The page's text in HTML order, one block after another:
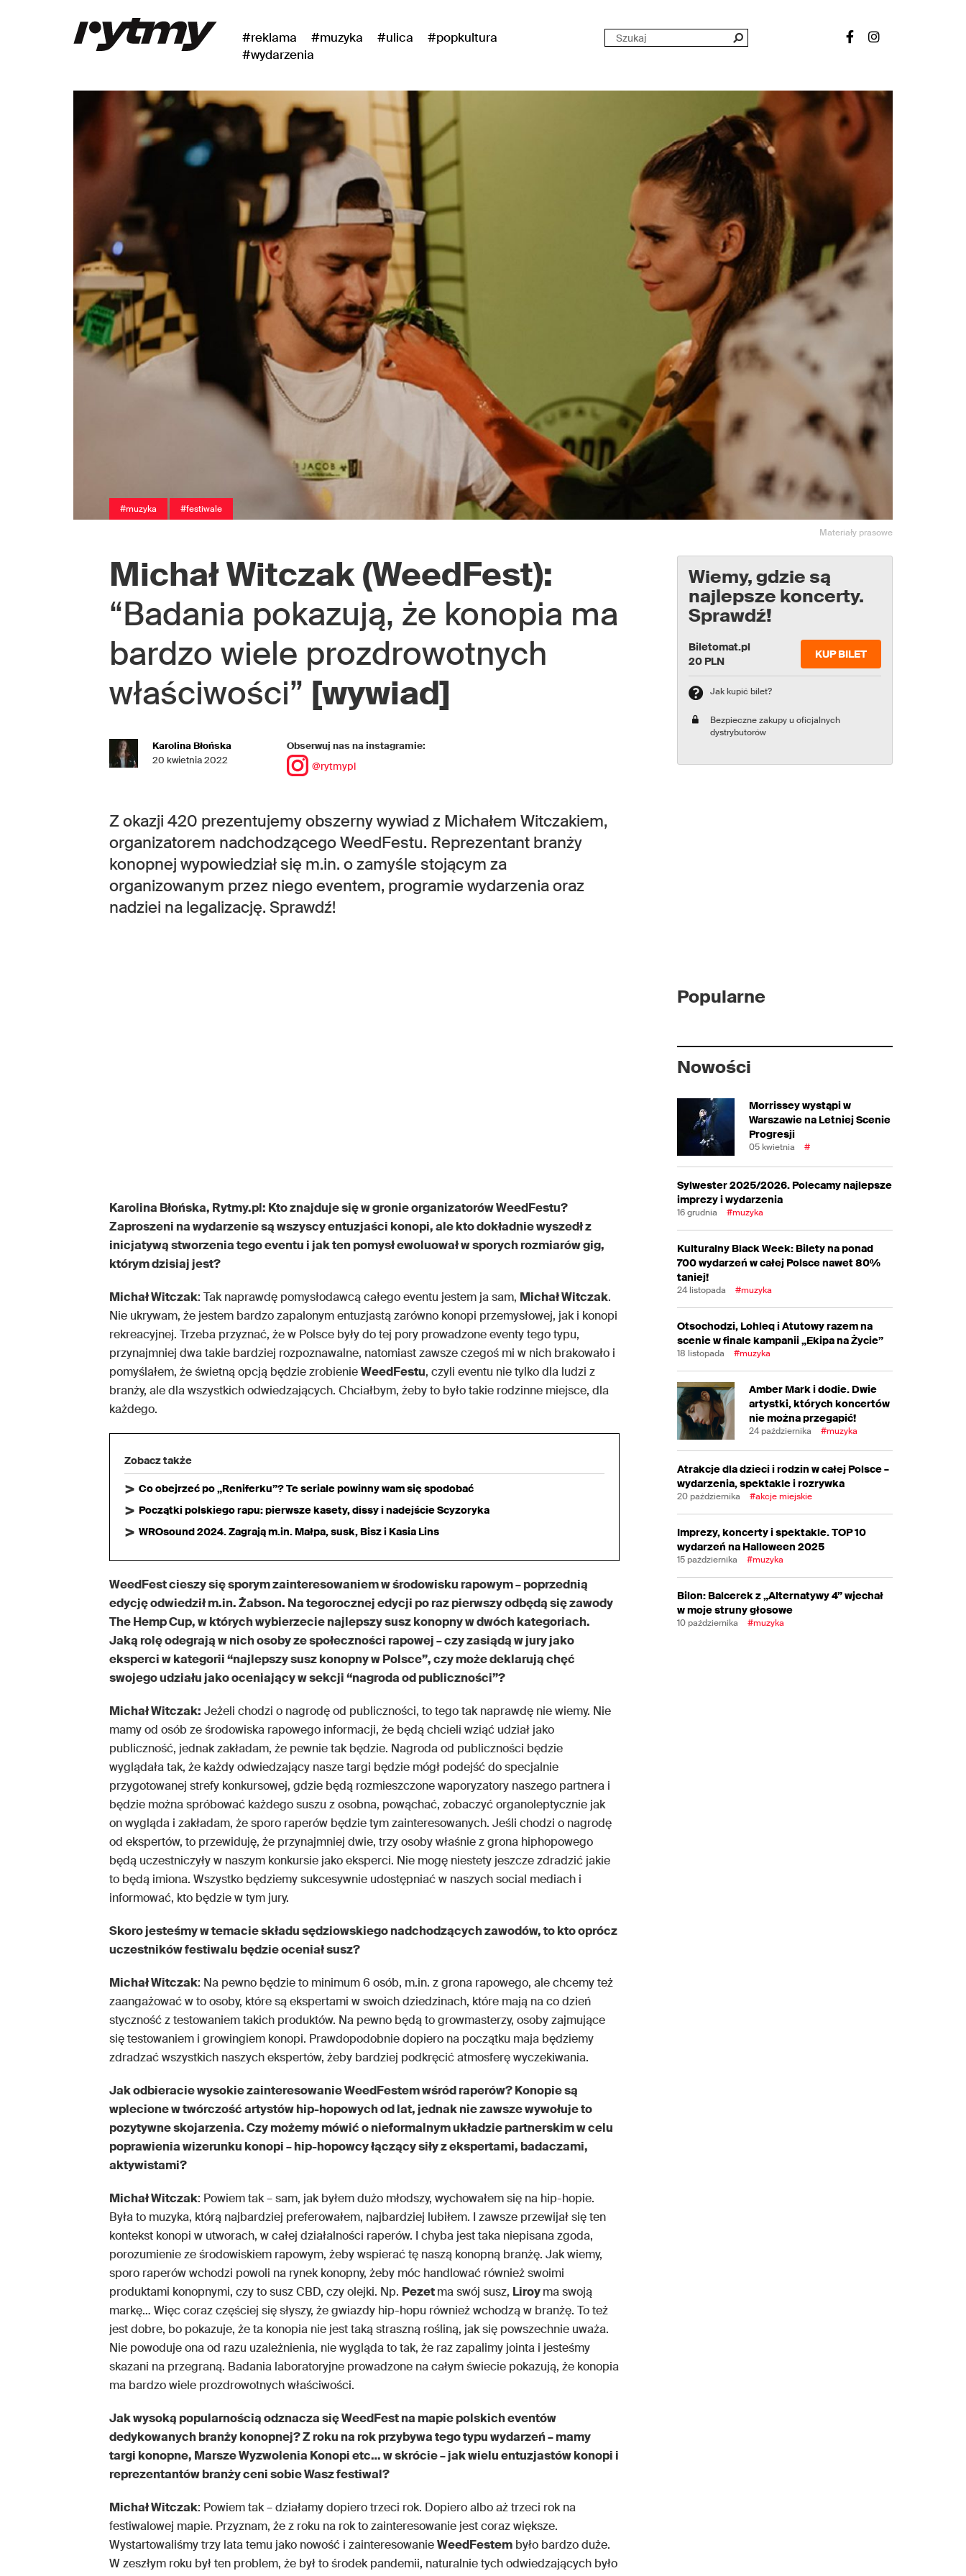
#reklama #muzyka #ulica
#popkultura
#wydarzenia
#muzyka #festiwale
Materiały prasowe
Michał Witczak (WeedFest):
“Badania pokazują, że konopia ma
bardzo wiele prozdrowotnych
właściwości” [wywiad]
Karolina Błońska
20 kwietnia 2022
Obserwuj nas na instagramie:
@rytmypl
Z okazji 420 prezentujemy obszerny wywiad z Michałem Witczakiem,
organizatorem nadchodzącego WeedFestu. Reprezentant branży
konopnej wypowiedział się m.in. o zamyśle stojącym za
organizowanym przez niego eventem, programie wydarzenia oraz
nadziei na legalizację. Sprawdź!
Karolina Błońska, Rytmy.pl: Kto znajduje się w gronie organizatorów WeedFestu?
Zaproszeni na wydarzenie są wszyscy entuzjaści konopi, ale kto dokładnie wyszedł z
inicjatywą stworzenia tego eventu i jak ten pomysł ewoluował w sporych rozmiarów gig,
którym dzisiaj jest?
Michał Witczak: Tak naprawdę pomysłodawcą całego eventu jestem ja sam, Michał Witczak.
Nie ukrywam, że jestem bardzo zapalonym entuzjastą zarówno konopi przemysłowej, jak i konopi
rekreacyjnej. Trzeba przyznać, że w Polsce były do tej pory prowadzone eventy tego typu,
przynajmniej dwa takie bardziej rozpoznawalne, natomiast zawsze czegoś mi w nich brakowało i
pomyślałem, że świetną opcją będzie zrobienieWeedFestu, czyli eventu nie tylko dla ludzi z
branży, ale dla wszystkich odwiedzających. Chciałbym, żeby to było takie rodzinne miejsce, dla
każdego.
Zobacz także
Co obejrzeć po „Reniferku”? Te seriale powinny wam się spodobać
Początki polskiego rapu: pierwsze kasety, dissy i nadejście Scyzoryka
WROsound 2024. Zagrają m.in. Małpa, susk, Bisz i Kasia Lins
WeedFest cieszy się sporym zainteresowaniem w środowisku rapowym – poprzednią
edycję odwiedził m.in. Żabson. Na tegorocznej edycji po raz pierwszy odbędą się zawody
The Hemp Cup, w których wybierzecie najlepszy susz konopny w dwóch kategoriach.
Jaką rolę odegrają w nich osoby ze społeczności rapowej – czy zasiądą w jury jako
eksperci w kategorii “najlepszy susz konopny w Polsce”, czy może deklarują chęć
swojego udziału jako oceniający w sekcji “nagroda od publiczności”?
Michał Witczak: Jeżeli chodzi o nagrodę od publiczności, to tego tak naprawdę nie wiemy. Nie
mamy od osób ze środowiska rapowego informacji, że będą chcieli wziąć udział jako
publiczność, jednak zakładam, że pewnie tak będzie. Nagroda od publiczności będzie
wyglądała tak, że każdy odwiedzający nasze targi będzie mógł podejść do specjalnie
przygotowanej strefy konkursowej, gdzie będą rozmieszczone waporyzatory naszego partnera i
będzie można spróbować każdego suszu z osobna, powąchać, zobaczyć organoleptycznie jak
on wygląda i zakładam, że sporo raperów będzie tym zainteresowanych. Jeśli chodzi o nagrodę
od ekspertów, to przewiduję, że przynajmniej dwie, trzy osoby właśnie z grona hiphopowego
będą uczestniczyły w naszym konkursie jako eksperci. Nie mogę niestety jeszcze zdradzić jakie
to będą imiona. Wszystko będziemy sukcesywnie udostępniać w naszych social mediach i
informować, kto będzie w tym jury.
Skoro jesteśmy w temacie składu sędziowskiego nadchodzących zawodów, to kto oprócz
uczestników festiwalu będzie oceniał susz?
Michał Witczak: Na pewno będzie to minimum 6 osób, m.in. z grona rapowego, ale chcemy też
zaangażować w to osoby, które są ekspertami w swoich dziedzinach, które mają na co dzień
styczność z testowaniem takich produktów. Na pewno będą to growmasterzy, osoby zajmujące
się testowaniem i growingiem konopi. Prawdopodobnie dopiero na początku maja będziemy
zdradzać wszystkich naszych ekspertów, żeby bardziej podkręcić atmosferę wyczekiwania.
Jak odbieracie wysokie zainteresowanie WeedFestem wśród raperów? Konopie są
wplecione w twórczość artystów hip-hopowych od lat, jednak nie zawsze wywołuje to
pozytywne skojarzenia. Czy możemy mówić o nieformalnym układzie partnerskim w celu
poprawienia wizerunku konopi – hip-hopowcy łączący siły z ekspertami, badaczami,
aktywistami?
Michał Witczak: Powiem tak – sam, jak byłem dużo młodszy, wychowałem się na hip-hopie.
Była to muzyka, którą najbardziej preferowałem, najbardziej lubiłem. I zawsze przewijał się ten
kontekst konopi w utworach, w całej działalności raperów. I chyba jest taka niepisana zgoda,
porozumienie ze środowiskiem rapowym, żeby wspierać tę naszą konopną branżę. Jak wiemy,
sporo raperów wchodzi powoli na rynek konopny, żeby móc handlować również swoimi
produktami konopnymi, czy to susz CBD, czy olejki. Np. Pezetma swój susz, Liroyma swoją
markę… Więc coraz częściej się słyszy, że gwiazdy hip-hopu również wchodzą w branżę. To też
jest dobre, bo pokazuje, że ta konopia nie jest taką straszną rośliną, jak się powszechnie uważa.
Nie powoduje ona od razu uzależnienia, nie wygląda to tak, że raz zapalimy jointa i jesteśmy
skazani na przegraną. Badania laboratoryjne prowadzone na całym świecie pokazują, że konopia
ma bardzo wiele prozdrowotnych właściwości.
Jak wysoką popularnością odznacza się WeedFest na mapie polskich eventów
dedykowanych branży konopnej? Z roku na rok przybywa tego typu wydarzeń – mamy
targi konopne, Marsze Wyzwolenia Konopi etc… w skrócie – jak wielu entuzjastów konopi i
reprezentantów branży ceni sobie Wasz festiwal?
Michał Witczak: Powiem tak – działamy dopiero trzeci rok. Dopiero albo aż trzeci rok na
festiwalowej mapie. Przyznam, że z roku na rok to zainteresowanie jest coraz większe.
Wystartowaliśmy trzy lata temu jako nowość i zainteresowanieWeedFestem było bardzo duże.
W zeszłym roku był ten problem, że był to środek pandemii, naturalnie tych odwiedzających było
Wiemy, gdzie są
najlepsze koncerty.
Sprawdź!
Biletomat.pl
20 PLN
KUP BILET
Jak kupić bilet?
Bezpieczne zakupy u oficjalnych
dystrybutorów
Popularne
Nowości
Morrissey wystąpi w
Warszawie na Letniej Scenie
Progresji
05 kwietnia #
Sylwester 2025/2026. Polecamy najlepsze
imprezy i wydarzenia
16 grudnia #muzyka
Kulturalny Black Week: Bilety na ponad
700 wydarzeń w całej Polsce nawet 80%
taniej!
24 listopada #muzyka
Otsochodzi, Lohleq i Atutowy razem na
scenie w finale kampanii „Ekipa na Życie”
18 listopada #muzyka
Amber Mark i dodie. Dwie
artystki, których koncertów
nie można przegapić!
24 października #muzyka
Atrakcje dla dzieci i rodzin w całej Polsce –
wydarzenia, spektakle i rozrywka
20 października #akcje miejskie
Imprezy, koncerty i spektakle. TOP 10
wydarzeń na Halloween 2025
15 października #muzyka
Bilon: Balcerek z „Alternatywy 4” wjechał
w moje struny głosowe
10 października #muzyka